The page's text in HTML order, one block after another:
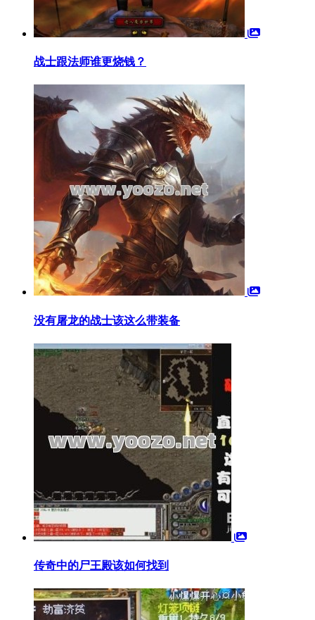
战士跟法师谁更烧钱？
没有屠龙的战士该这么带装备
传奇中的尸王殿该如何找到